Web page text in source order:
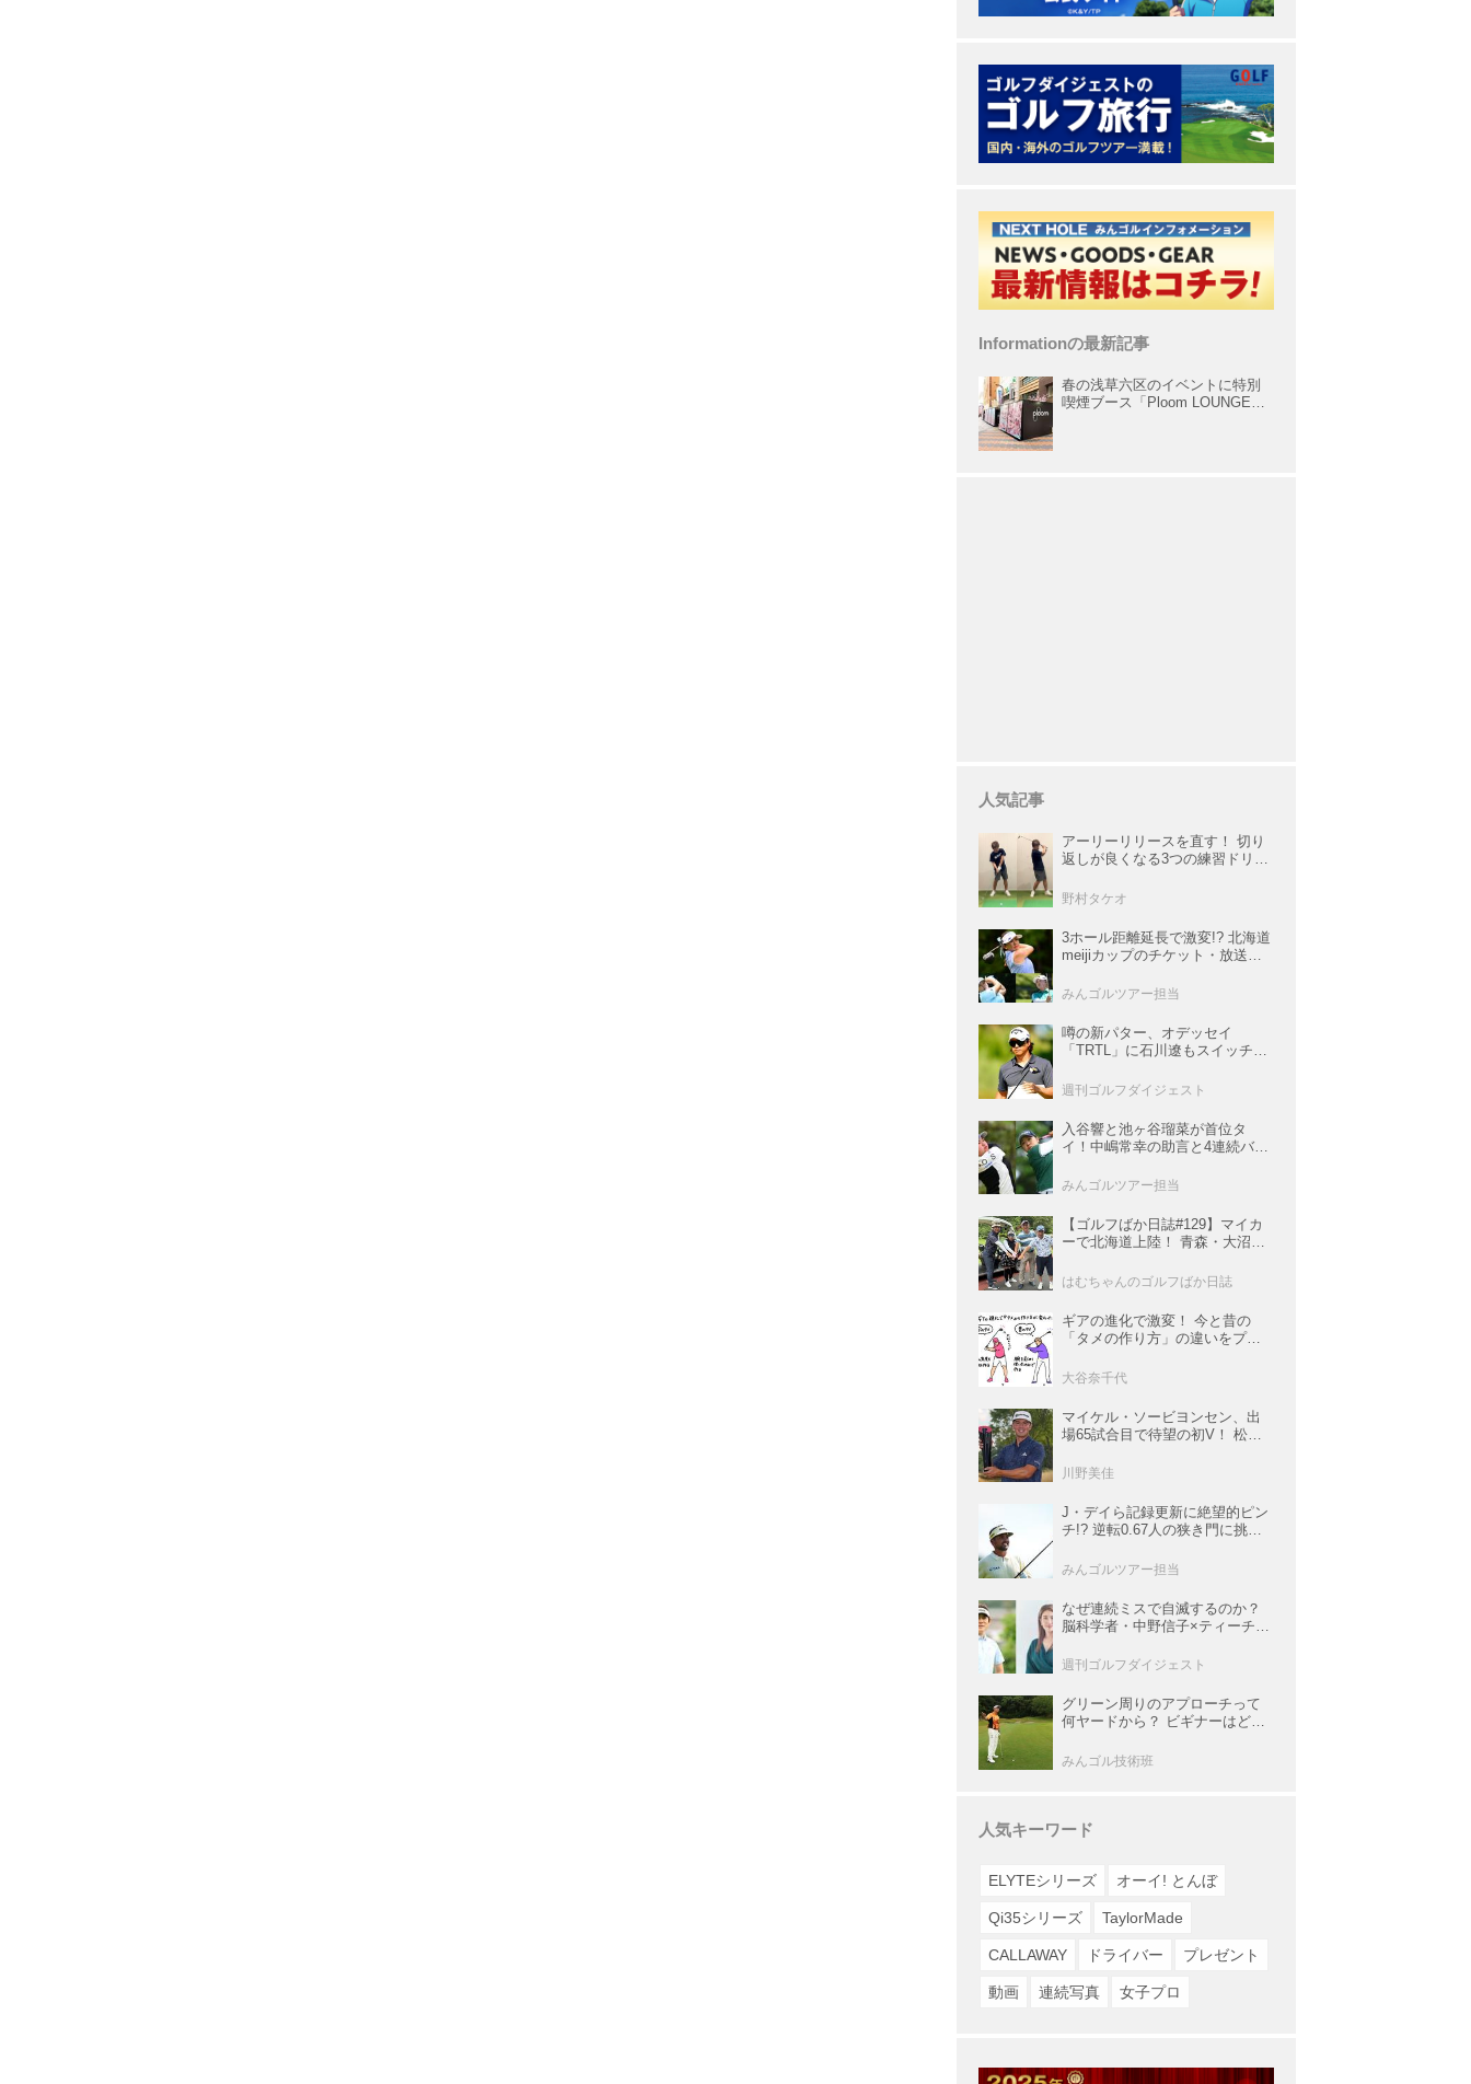
Informationの最新記事
春の浅草六区のイベントに特別
喫煙ブース「Ploom LOUNGE」
人気記事
アーリーリリースを直す！ 切り
返しが良くなる3つの練習ドリル
野村タケオ
3ホール距離延長で激変!? 北海道
meijiカップのチケット・放送＆
メント観戦ガイド】
みんゴルツアー担当
噂の新パター、オデッセイ
「TRTL」に石川遼もスイッチ！
績上昇中
週刊ゴルフダイジェスト
入谷響と池ヶ谷瑠菜が首位タ
イ！中嶋常幸の助言と4連続バー
アー】
みんゴルツアー担当
【ゴルフばか日誌#129】マイカ
ーで北海道上陸！ 青森・大沼・
はむちゃんのゴルフばか日誌
ギアの進化で激変！ 今と昔の
「タメの作り方」の違いをプロ
大谷奈千代
マイケル・ソービヨンセン、出
場65試合目で待望の初V！ 松山
【米男子ツアー】
川野美佳
J・デイら記録更新に絶望的ピン
チ!? 逆転0.67人の狭き門に挑む
ー】
みんゴルツアー担当
なぜ連続ミスで自滅するのか？
脳科学者・中野信子×ティーチン
攻略法
週刊ゴルフダイジェスト
グリーン周りのアプローチって
何ヤードから？ ビギナーはどの
みんゴル技術班
人気キーワード
ELYTEシリーズ オーイ! とんぼ
Qi35シリーズ TaylorMade
CALLAWAY ドライバー プレゼント
動画 連続写真 女子プロ